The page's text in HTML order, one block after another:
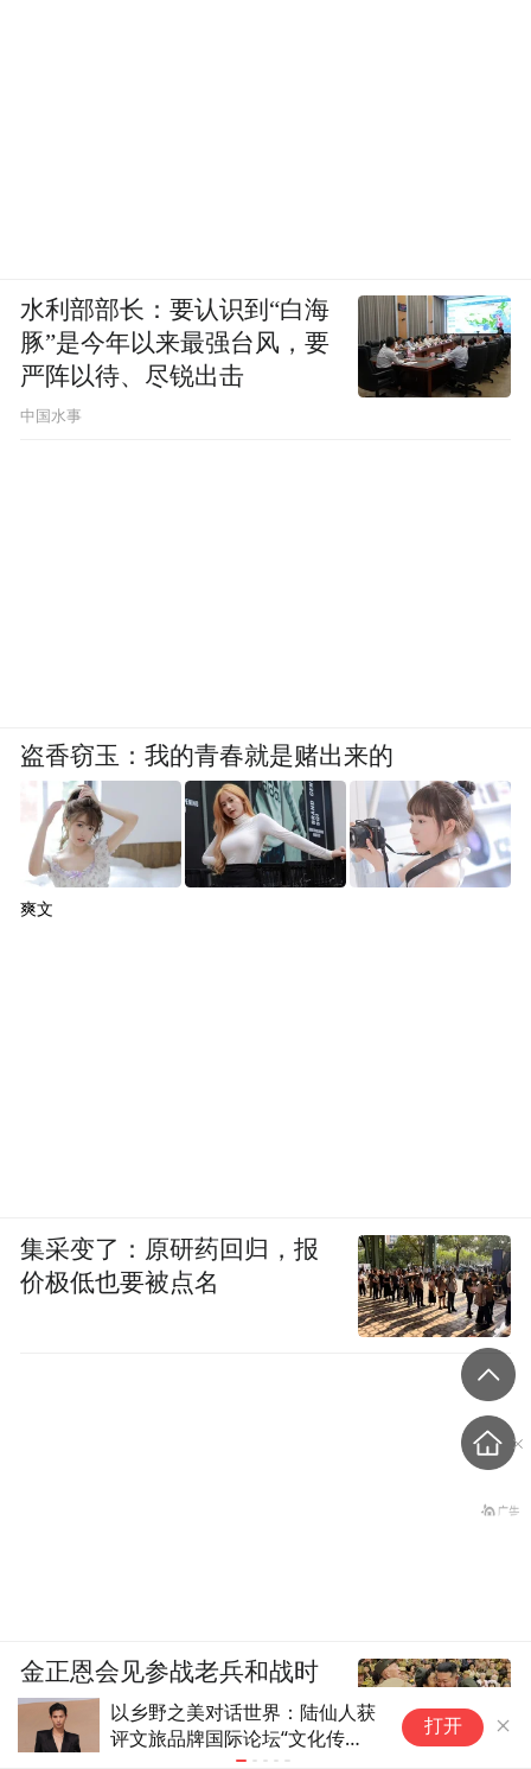
以乡野之美对话世界：陆仙人获
评文旅品牌国际论坛“文化传播
打开
水利部部长：要认识到“白海
豚”是今年以来最强台风，要
严阵以待、尽锐出击
中国水事
盗香窃玉：我的青春就是赌出来的
爽文
集采变了：原研药回归，报
价极低也要被点名
金正恩会见参战老兵和战时
立功者